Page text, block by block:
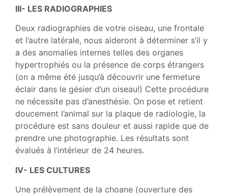
III- LES RADIOGRAPHIES
Deux radiographies de votre oiseau, une frontale
et l’autre latérale, nous aideront à déterminer s’il y
a des anomalies internes telles des organes
hypertrophiés ou la présence de corps étrangers
(on a même été jusqu’à découvrir une fermeture
éclair dans le gésier d’un oiseau!) Cette procédure
ne nécessite pas d’anesthésie. On pose et retient
doucement l’animal sur la plaque de radiologie, la
procédure est sans douleur et aussi rapide que de
prendre une photographie. Les résultats sont
évalués à l’intérieur de 24 heures.
lV- LES CULTURES
Une prélèvement de la choane (ouverture des